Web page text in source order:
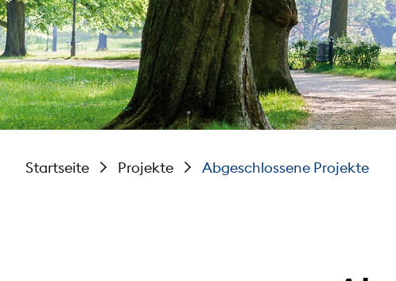
Startseite Projekte Abgeschlossene Projekte